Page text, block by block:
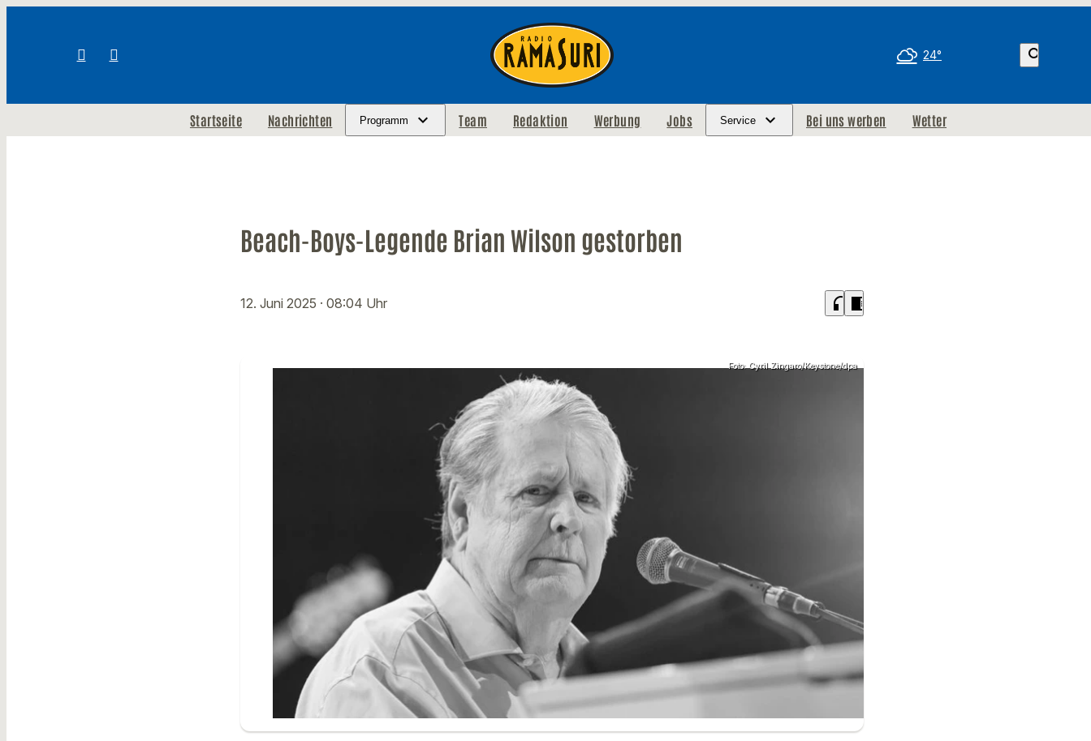
24° search
Startseite Nachrichten Programm Team Redaktion Werbung Jobs Service Bei uns werben Wetter
Beach-Boys-Legende Brian Wilson gestorben
12. Juni 2025 · 08:04 Uhr headphones chrome_reader_mode
Foto: Cyril Zingaro/Keystone/dpa